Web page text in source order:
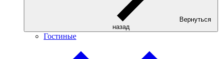
Вернуться
назад
Гостиные